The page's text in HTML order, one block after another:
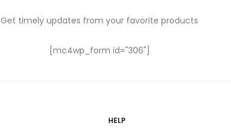
Get timely updates from your favorite products
[mc4wp_form id="306"]
HELP